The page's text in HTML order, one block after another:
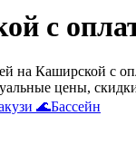
с
на Каширской с
цены,
🌊Бассейн